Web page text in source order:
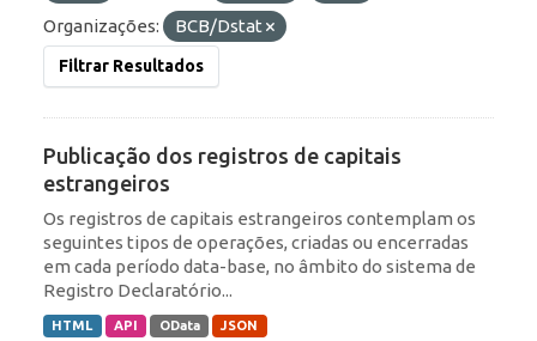
Organizações:
BCB/Dstat
Filtrar Resultados
Publicação dos registros de capitais
estrangeiros
Os registros de capitais estrangeiros contemplam os
seguintes tipos de operações, criadas ou encerradas
em cada período data-base, no âmbito do sistema de
Registro Declaratório...
HTML API OData JSON